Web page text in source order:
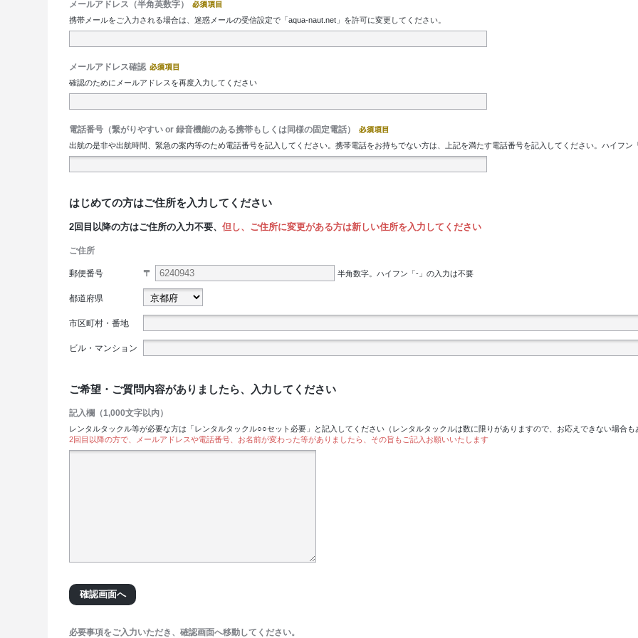
メールアドレス（半角英数字）
携帯メールをご入力される場合は、迷惑メールの受信設定で「aqua-naut.net」を許可に変更してください。
メールアドレス確認
確認のためにメールアドレスを再度入力してください
電話番号（繋がりやすい or 録音機能のある携帯もしくは同様の固定電話）
出航の是非や出航時間、緊急の案内等のため電話番号を記入してください。携帯電話をお持ちでない方は、上記を満たす電話番号を記入してください。ハイフン
はじめての方はご住所を入力してください
2回目以降の方はご住所の入力不要、但し、ご住所に変更がある方は新しい住所を入力してください
ご住所
郵便番号 〒 半角数字。ハイフン「-」の入力は不要
都道府県
市区町村・番地
ビル・マンション
ご希望・ご質問内容がありましたら、入力してください
記入欄（1,000文字以内）
レンタルタックル等が必要な方は「レンタルタックル○○セット必要」と記入してください（レンタルタックルは数に限りがありますので、お応えできない場合も
2回目以降の方で、メールアドレスや電話番号、お名前が変わった等がありましたら、その旨もご記入お願いいたします
必要事項をご入力いただき、確認画面へ移動してください。